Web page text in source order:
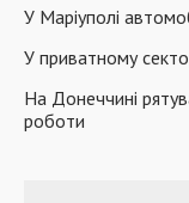
У Маріуполі
У приватному
На Донеччині
роботи